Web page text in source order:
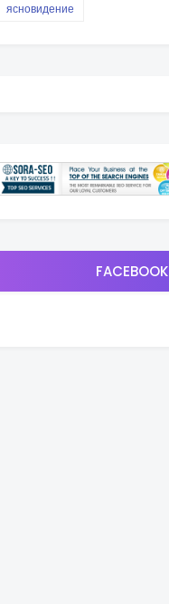
ясновидение
FACEBOOK